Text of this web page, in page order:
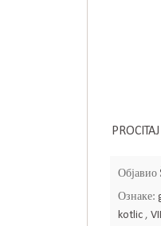
Објавио
Ознаке:
kotlic ,